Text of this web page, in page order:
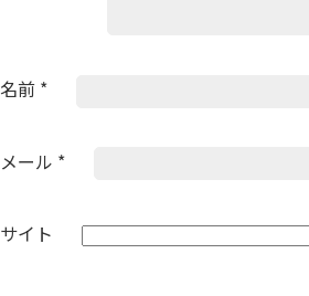
名前 *
メール *
サイト